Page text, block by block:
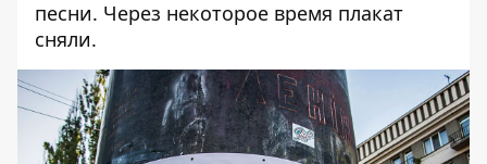
песни. Через некоторое время плакат
сняли.